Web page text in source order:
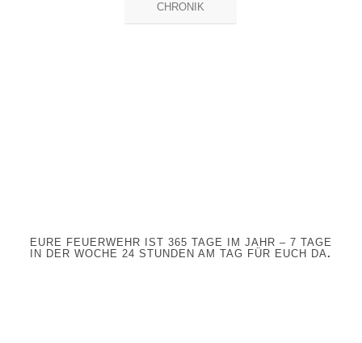
CHRONIK
EURE FEUERWEHR IST 365 TAGE IM JAHR – 7 TAGE
IN DER WOCHE 24 STUNDEN AM TAG FÜR EUCH DA.